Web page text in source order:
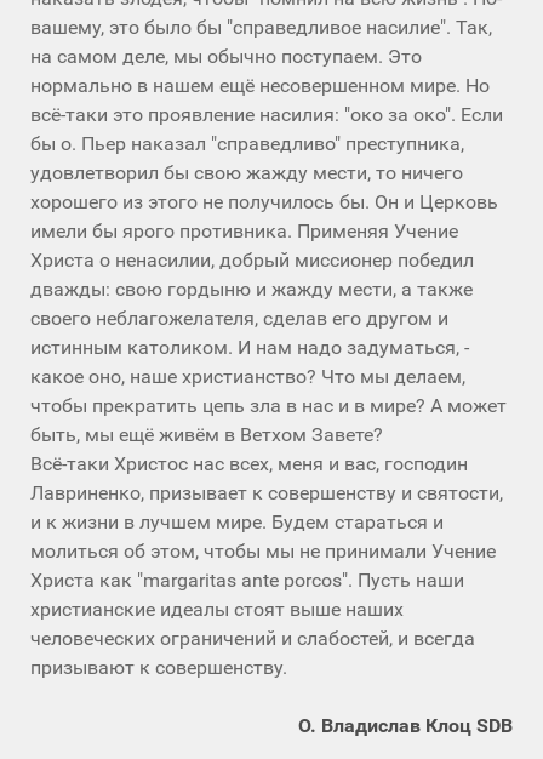
вашему, это было бы "справедливое насилие". Так,
на самом деле, мы обычно поступаем. Это
нормально в нашем ещё несовершенном мире. Но
всё-таки это проявление насилия: "око за око". Если
бы о. Пьер наказал "справедливо" преступника,
удовлетворил бы свою жажду мести, то ничего
хорошего из этого не получилось бы. Он и Церковь
имели бы ярого противника. Применяя Учение
Христа о ненасилии, добрый миссионер победил
дважды: свою гордыню и жажду мести, а также
своего неблагожелателя, сделав его другом и
истинным католиком. И нам надо задуматься, -
какое оно, наше христианство? Что мы делаем,
чтобы прекратить цепь зла в нас и в мире? А может
быть, мы ещё живём в Ветхом Завете?
Всё-таки Христос нас всех, меня и вас, господин
Лавриненко, призывает к совершенству и святости,
и к жизни в лучшем мире. Будем стараться и
молиться об этом, чтобы мы не принимали Учение
Христа как "margaritas ante porcos". Пусть наши
христианские идеалы стоят выше наших
человеческих ограничений и слабостей, и всегда
призывают к совершенству.
О. Владислав Клоц SDB